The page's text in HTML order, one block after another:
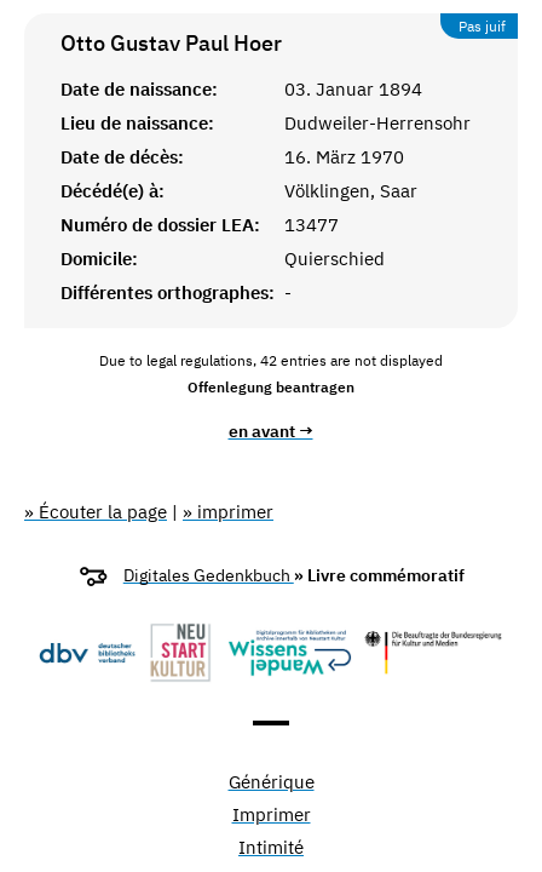
Pas juif
Otto Gustav Paul Hoer
Date de naissance:
03. Januar 1894
Lieu de naissance:
Dudweiler-Herrensohr
Date de décès:
16. März 1970
Décédé(e) à:
Völklingen, Saar
Numéro de dossier LEA:
13477
Domicile:
Quierschied
Différentes orthographes: -
Due to legal regulations, 42 entries are not displayed
Offenlegung beantragen
en avant →
» Écouter la page | » imprimer
Digitales Gedenkbuch » Livre commémoratif
Générique
Imprimer
Intimité